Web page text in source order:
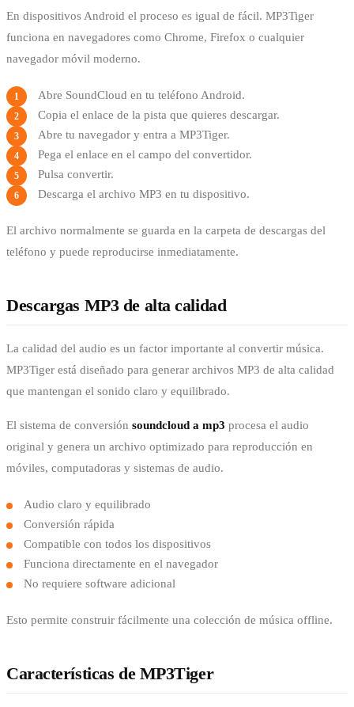
En dispositivos Android el proceso es igual de fácil. MP3Tiger
funciona en navegadores como Chrome, Firefox o cualquier
navegador móvil moderno.
Abre SoundCloud en tu teléfono Android.
Copia el enlace de la pista que quieres descargar.
Abre tu navegador y entra a MP3Tiger.
Pega el enlace en el campo del convertidor.
Pulsa convertir.
Descarga el archivo MP3 en tu dispositivo.
El archivo normalmente se guarda en la carpeta de descargas del
teléfono y puede reproducirse inmediatamente.
Descargas MP3 de alta calidad
La calidad del audio es un factor importante al convertir música.
MP3Tiger está diseñado para generar archivos MP3 de alta calidad
que mantengan el sonido claro y equilibrado.
El sistema de conversión soundcloud a mp3 procesa el audio
original y genera un archivo optimizado para reproducción en
móviles, computadoras y sistemas de audio.
Audio claro y equilibrado
Conversión rápida
Compatible con todos los dispositivos
Funciona directamente en el navegador
No requiere software adicional
Esto permite construir fácilmente una colección de música offline.
Características de MP3Tiger